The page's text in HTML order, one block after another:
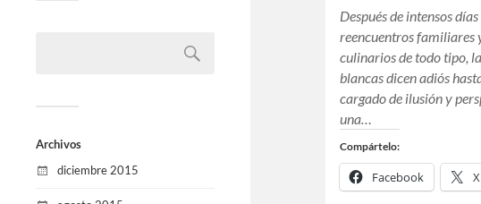
Archivos
diciembre 2015
Después de intensos días
reencuentros familiares
culinarios de todo tipo,
blancas dicen adiós
cargado de ilusión y
una…
Compártelo:
Facebook X